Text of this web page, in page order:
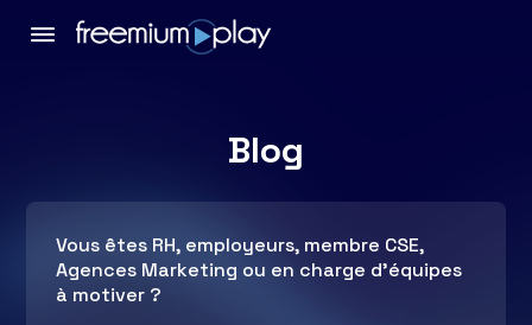
Blog
Vous êtes RH, employeurs, membre CSE,
Agences Marketing ou en charge d’équipes
à motiver ?